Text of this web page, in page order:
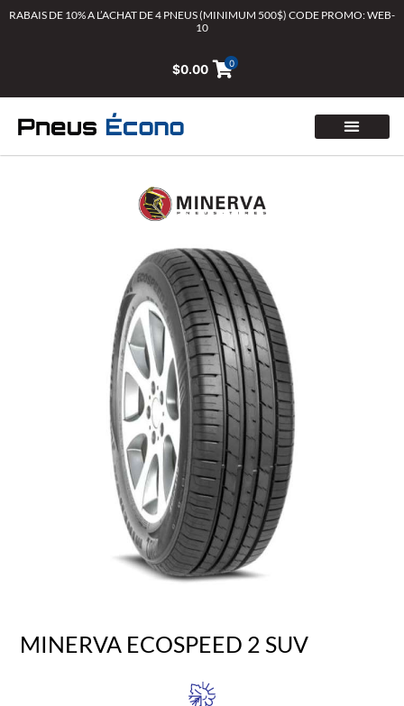
AllerRABAIS DE 10% A L’ACHAT DE 4 PNEUS (MINIMUM 500$) CODE PROMO: WEB-
10
$0.00 0
MINERVA ECOSPEED 2 SUV